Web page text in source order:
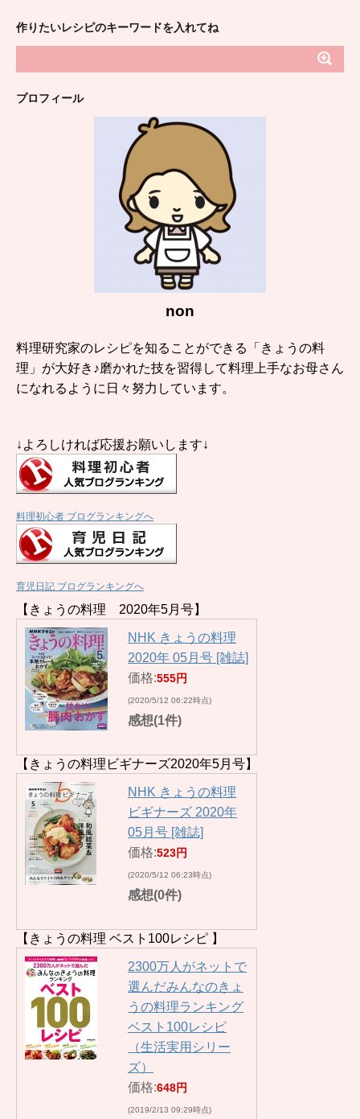
作りたいレシピのキーワードを入れてね
プロフィール
non
料理研究家のレシピを知ることができる「きょうの料
理」が大好き♪磨かれた技を習得して料理上手なお母さん
になれるように日々努力しています。
↓よろしければ応援お願いします↓
料理初心者 ブログランキングへ
育児日記 ブログランキングへ
【きょうの料理 2020年5月号】
NHK きょうの料理
2020年 05月号 [雑誌]
価格:555円
(2020/5/12 06:22時点)
感想(1件)
【きょうの料理ビギナーズ2020年5月号】
NHK きょうの料理
ビギナーズ 2020年
05月号 [雑誌]
価格:523円
(2020/5/12 06:23時点)
感想(0件)
【きょうの料理 ベスト100レシピ 】
2300万人がネットで
選んだみんなのきょ
うの料理ランキング
ベスト100レシピ
（生活実用シリー
ズ）
価格:648円
(2019/2/13 09:29時点)